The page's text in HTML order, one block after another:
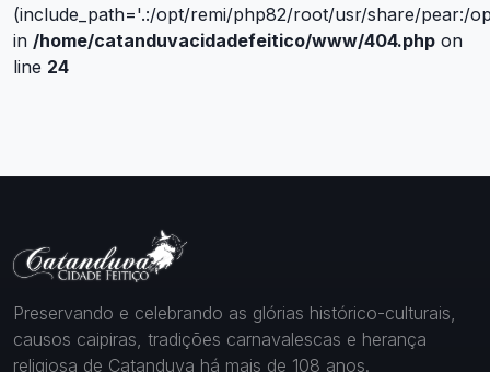
(include_path='.:/opt/remi/php82/root/usr/share/pear:/
in /home/catanduvacidadefeitico/www/404.php on
line 24
Preservando e celebrando as glórias histórico-culturais,
causos caipiras, tradições carnavalescas e herança
religiosa de Catanduva há mais de 108 anos.